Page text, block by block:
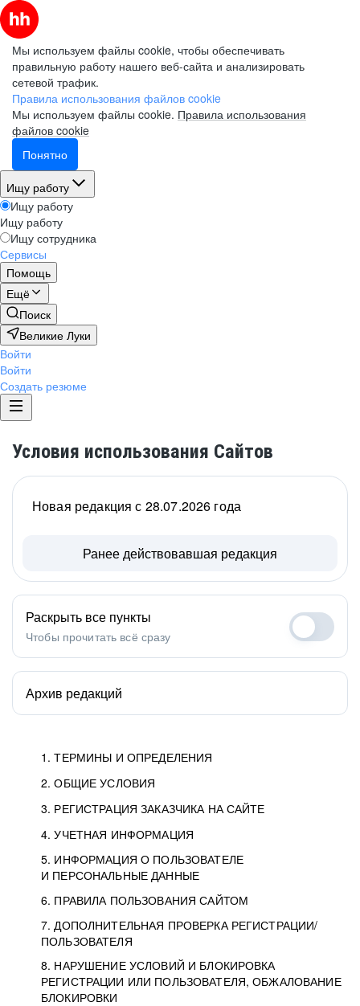
Мы используем файлы cookie, чтобы обеспечивать
правильную работу нашего веб-сайта и анализировать
сетевой трафик.
Правила использования файлов cookie
Мы используем файлы cookie. Правила использования
файлов cookie
Понятно
Ищу работу
Ищу работу
Ищу работу
Ищу сотрудника
Сервисы
Помощь
Ещё
Поиск
Великие Луки
Войти
Войти
Создать резюме
Условия использования Сайтов
1. ТЕРМИНЫ И ОПРЕДЕЛЕНИЯ
2. ОБЩИЕ УСЛОВИЯ
3. РЕГИСТРАЦИЯ ЗАКАЗЧИКА НА САЙТЕ
4. УЧЕТНАЯ ИНФОРМАЦИЯ
5. ИНФОРМАЦИЯ О ПОЛЬЗОВАТЕЛЕ
И ПЕРСОНАЛЬНЫЕ ДАННЫЕ
6. ПРАВИЛА ПОЛЬЗОВАНИЯ САЙТОМ
7. ДОПОЛНИТЕЛЬНАЯ ПРОВЕРКА РЕГИСТРАЦИИ/
ПОЛЬЗОВАТЕЛЯ
8. НАРУШЕНИЕ УСЛОВИЙ И БЛОКИРОВКА
РЕГИСТРАЦИИ ИЛИ ПОЛЬЗОВАТЕЛЯ, ОБЖАЛОВАНИЕ
БЛОКИРОВКИ
Новая редакция с 28.07.2026 года
Ранее действовавшая редакция
Раскрыть все пункты
Чтобы прочитать всё сразу
Архив редакций